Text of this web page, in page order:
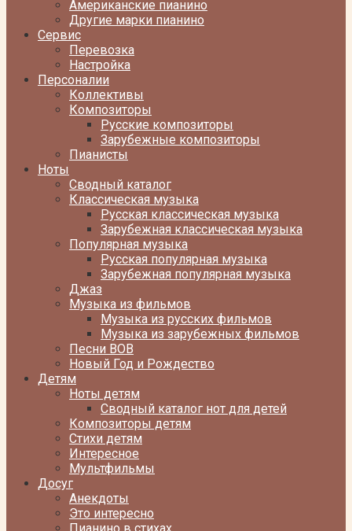
Американские пианино
Другие марки пианино
Сервис
Перевозка
Настройка
Персоналии
Коллективы
Композиторы
Русские композиторы
Зарубежные композиторы
Пианисты
Ноты
Сводный каталог
Классическая музыка
Русская классическая музыка
Зарубежная классическая музыка
Популярная музыка
Русская популярная музыка
Зарубежная популярная музыка
Джаз
Музыка из фильмов
Музыка из русских фильмов
Музыка из зарубежных фильмов
Песни ВОВ
Новый Год и Рождество
Детям
Ноты детям
Сводный каталог нот для детей
Композиторы детям
Стихи детям
Интересное
Мультфильмы
Досуг
Анекдоты
Это интересно